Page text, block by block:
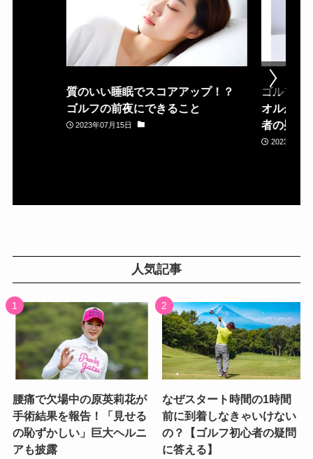
質のいい睡眠でスコアアップ！？
ゴルフの前夜にできること
2023年07月15日
ゴルフ場
オルが置
者の疑問
2023年05月
人気記事
腰痛で欠場中の原英莉花が
手術結果を報告！「見せる
の恥ずかしい」巨大ヘルニ
アも披露
なぜスタート時間の1時間
前に到着しなきゃいけない
の？【ゴルフ初心者の疑問
に答える】